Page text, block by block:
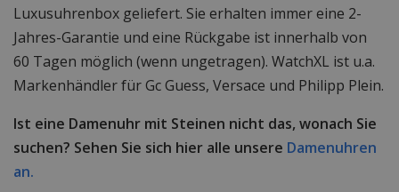
Luxusuhrenbox geliefert. Sie erhalten immer eine 2-
Jahres-Garantie und eine Rückgabe ist innerhalb von
60 Tagen möglich (wenn ungetragen). WatchXL ist u.a.
Markenhändler für Gc Guess, Versace und Philipp Plein.
Ist eine Damenuhr mit Steinen nicht das, wonach Sie
suchen? Sehen Sie sich hier alle unsere Damenuhren
an.